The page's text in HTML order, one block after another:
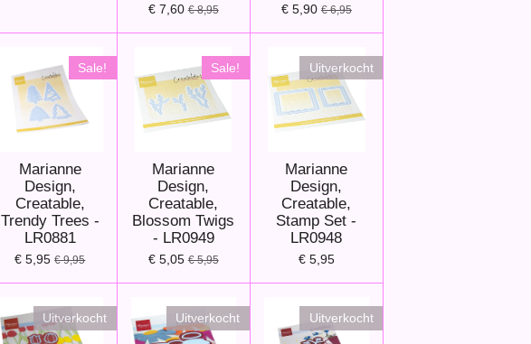
€ 7,60 € 8,95 € 5,90 € 6,95
Sale!
Marianne
Design,
Creatable,
Trendy Trees -
LR0881
€ 5,95 € 9,95
Sale!
Marianne
Design,
Creatable,
Blossom Twigs
- LR0949
€ 5,05 € 5,95
Uitverkocht
Marianne
Design,
Creatable,
Stamp Set -
LR0948
€ 5,95
Uitverkocht Uitverkocht Uitverkocht